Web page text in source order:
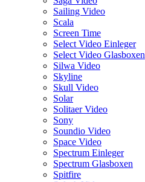
Sailing Video
Scala
Screen Time
Select Video Einleger
Select Video Glasboxen
Silwa Video
Skyline
Skull Video
Solar
Solitaer Video
Sony
Soundio Video
Space Video
Spectrum Einleger
Spectrum Glasboxen
Spitfire